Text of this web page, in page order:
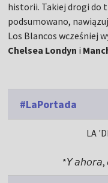
historii. Takiej drogi do
podsumowano,
Los Blancos wcześniej
Chelsea Londyn i
#LaPortada
LA
*𝘠